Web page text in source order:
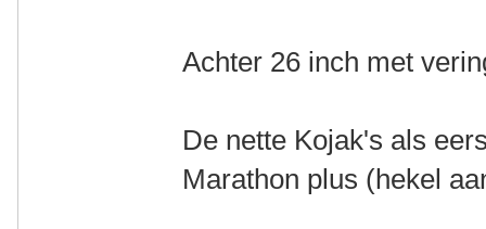
Achter 26 inch met
De nette Kojak's als
Marathon plus (hekel